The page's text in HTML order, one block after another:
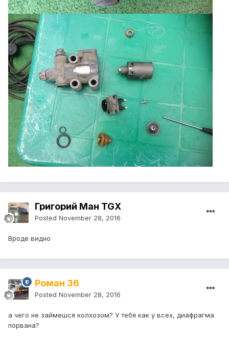
Григорий Ман TGX
Posted November 28, 2016
Вроде видно
Роман 36
Posted November 28, 2016
а чего не займешся колхозом? У тебя как у всех, диафрагма
порвана?